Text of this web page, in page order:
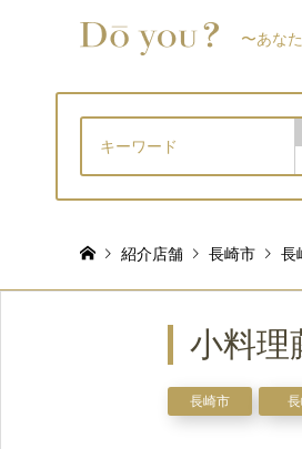
〜あな
紹介店舗 長崎市 長
小料理
長崎市